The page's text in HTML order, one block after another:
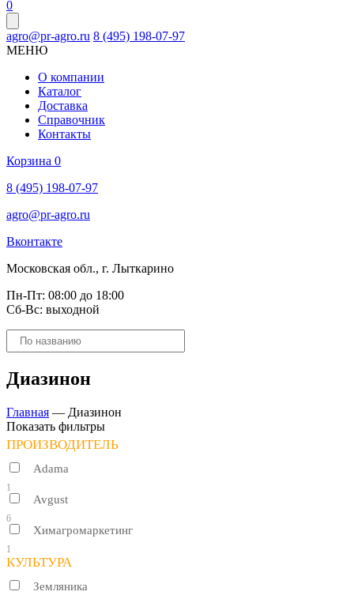
0
agro@pr-agro.ru 8 (495) 198-07-97
МЕНЮ
О компании
Каталог
Доставка
Справочник
Контакты
Корзина 0
8 (495) 198-07-97
agro@pr-agro.ru
Вконтакте
Московская обл., г. Лыткарино
Пн-Пт: 08:00 до 18:00
Сб-Вс: выходной
Поиск
товаров
Диазинон
Главная — Диазинон
Показать фильтры
ПРОИЗВОДИТЕЛЬ
Adama
1
Avgust
6
Химагромаркетинг
1
КУЛЬТУРА
Земляника